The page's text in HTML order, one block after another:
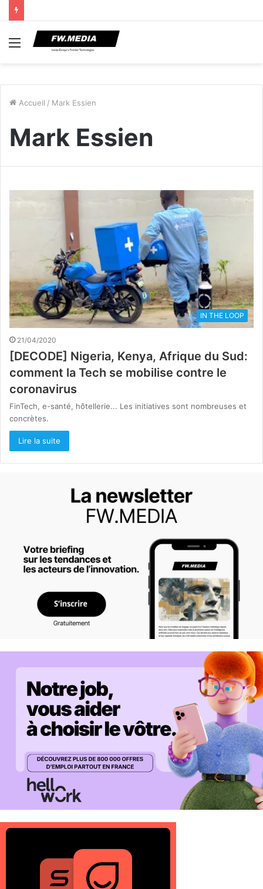
Menu
Accueil / Mark Essien
Mark Essien
IN THE LOOP
21/04/2020
[DECODE] Nigeria, Kenya, Afrique du Sud:
comment la Tech se mobilise contre le
coronavirus
FinTech, e-santé, hôtellerie... Les initiatives sont nombreuses et
concrètes.
Lire la suite